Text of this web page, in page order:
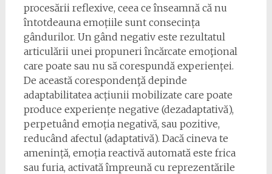
procesării reflexive, ceea ce înseamnă că nu
întotdeauna emoțiile sunt consecința
gândurilor. Un gând negativ este rezultatul
articulării unei propuneri încărcate emoţional
care poate sau nu să corespundă experienței.
De această corespondenţă depinde
adaptabilitatea acțiunii mobilizate care poate
produce experiențe negative (dezadaptativă),
perpetuând emoția negativă, sau pozitive,
reducând afectul (adaptativă). Dacă cineva te
amenință, emoția reactivă automată este frica
sau furia, activată împreună cu reprezentările